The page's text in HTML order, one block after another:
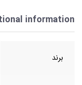
information
برند